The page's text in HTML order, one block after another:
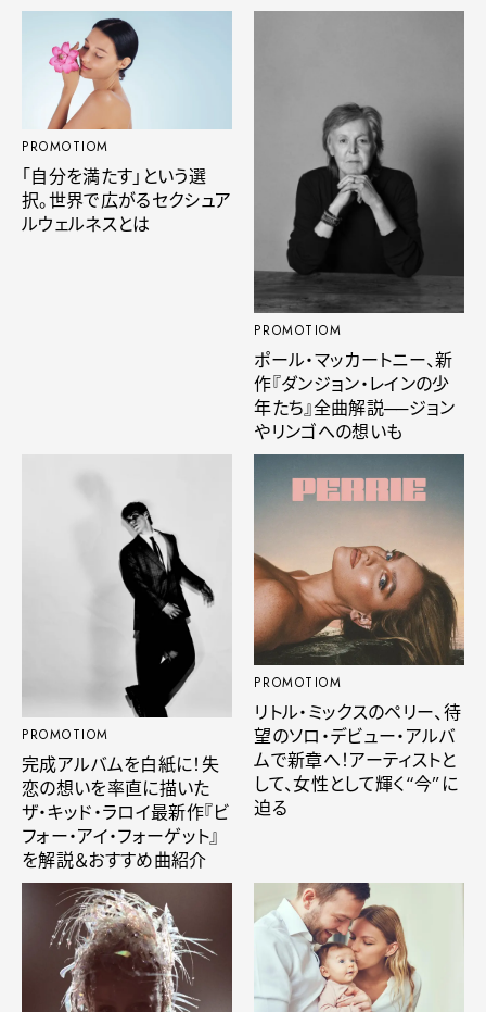
PROMOTIOM
「自分を満たす」という選
択。世界で広がるセクシュア
ルウェルネスとは
PROMOTIOM
ポール・マッカートニー、新
作『ダンジョン・レインの少
年たち』全曲解説──ジョン
やリンゴへの想いも
PROMOTIOM
完成アルバムを白紙に！失
恋の想いを率直に描いた
ザ・キッド・ラロイ最新作『ビ
フォー・アイ・フォーゲット』
を解説＆おすすめ曲紹介
PROMOTIOM
リトル・ミックスのペリー、待
望のソロ・デビュー・アルバ
ムで新章へ！アーティストと
して、女性として輝く“今”に
迫る